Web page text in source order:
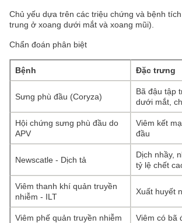
Chủ yếu dựa trên các triệu chứng và bệnh
trung ở xoang dưới mắt và xoang mũi).
Chẩn đoán phân biệt
Bệnh Đặc trưng
Sưng phù đầu (Coryza)
Bã đậu tập
dưới mắt,
Hội chứng sưng phù đầu do
APV
Viêm kết
đầu
Newscatle - Dịch tả
Dịch nhầy,
tỷ lệ chết
Viêm thanh khí quản truyền
nhiễm - ILT
Xuất huyết
Viêm phế quản truyền nhiễm
Viêm có bã